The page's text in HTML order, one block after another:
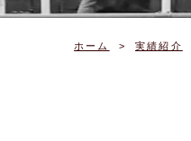
ホーム 実績紹介